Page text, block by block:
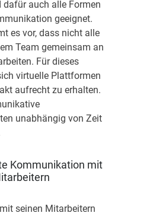
dafür auch alle Formen
geeignet.
es vor, dass nicht alle
Team gemeinsam an
Für dieses
virtuelle Plattformen
aufrecht zu erhalten.
unabhängig von Zeit
Kommunikation mit
seinen Mitarbeitern